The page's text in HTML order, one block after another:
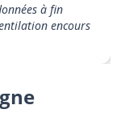
à fin
encours